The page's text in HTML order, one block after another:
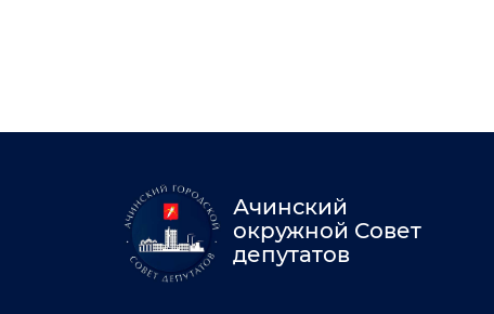
Ачинский
окружной Совет
депутатов